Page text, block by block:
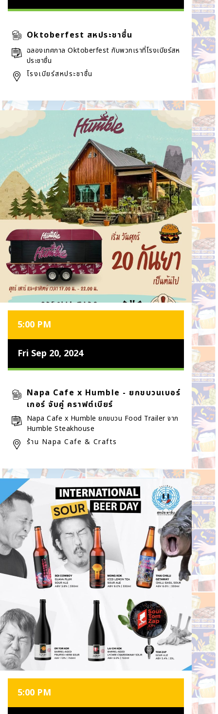
Oktoberfest สหประชาชื่น
ฉลองเทศกาล Oktoberfest กับพวกเราที่โรงเบียร์สห
ประชาชื่น
โรงเบียร์สหประชาชื่น
5:00 PM
Fri Sep 20, 2024
Napa Cafe x Humble - ยกขบวนเบอร์
เกอร์ จับคู่ คราฟต์เบียร์
Napa Cafe x Humble ยกขบวน Food Trailer จาก
Humble Steakhouse
ร้าน Napa Cafe & Crafts
5:00 PM